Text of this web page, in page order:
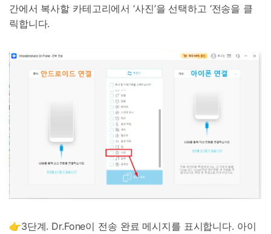
간에서 복사할 카테고리에서 ‘사진’을 선택하고 ‘전송을 클
릭합니다.
👉3단계. Dr.Fone이 전송 완료 메시지를 표시합니다. 아이